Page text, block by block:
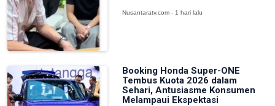
Nusantaratv.com - 1 hari lalu
Booking Honda Super-ONE
Tembus Kuota 2026 dalam
Sehari, Antusiasme Konsumen
Melampaui Ekspektasi